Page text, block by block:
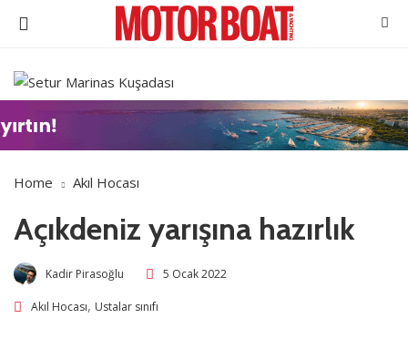
Home Akıl Hocası
Açıkdeniz yarışına hazırlık
Kadir Pirasoğlu 5 Ocak 2022
Akıl Hocası, Ustalar sınıfı